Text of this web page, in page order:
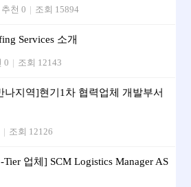
추천 0 | 조회 15894
Services 소개
0 | 조회 12143
나지역]현기1차 협력업체 개발부서
| 조회 12126
업체] SCM Logistics Manager AS